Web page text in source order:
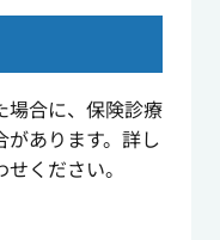
場合に、保険診療
あります。詳し
ください。